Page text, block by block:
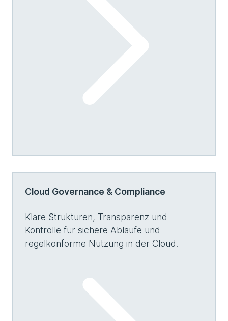
Cloud Governance & Compliance
Klare Strukturen, Transparenz und
Kontrolle für sichere Abläufe und
regelkonforme Nutzung in der Cloud.